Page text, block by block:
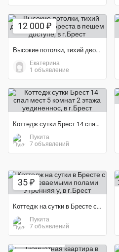
12 000 ₽
Высокие потолки, тихий двор и центр Бреста в пешем доступе
Екатерина
1 объявление
Коттедж сутки Брест 14 спал мест 5 комнат 2 этажа уединеннос
Пукита
7 объявлений
35 ₽
Коттедж на сутки в Бресте с подогреваемыми полами Утренняя у
Пукита
7 объявлений